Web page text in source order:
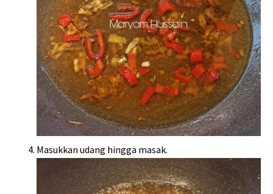
Masukkan udang hingga masak.